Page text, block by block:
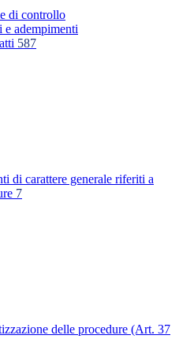
di controllo
adempimenti
587
di carattere generale riferiti a
7
delle procedure (Art. 37